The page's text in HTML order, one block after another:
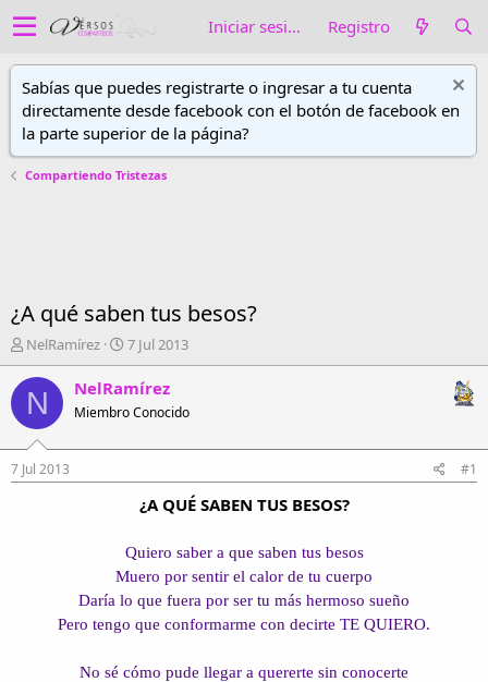
Iniciar sesión Registro
Sabías que puedes registrarte o ingresar a tu cuenta
directamente desde facebook con el botón de facebook en
la parte superior de la página?
Compartiendo Tristezas
¿A qué saben tus besos?
A
u
t
o
r
d
h
NelRamírez
F
e
c
a
i
i
o
7 Jul 2013
N NelRamírez
Miembro Conocido
7 Jul 2013 #1
¿A QUÉ SABEN TUS BESOS?
Quiero saber a que saben tus besos
Muero por sentir el calor de tu cuerpo
Daría lo que fuera por ser tu más hermoso sueño
Pero tengo que conformarme con decirte TE QUIERO.
No sé cómo pude llegar a quererte sin conocerte